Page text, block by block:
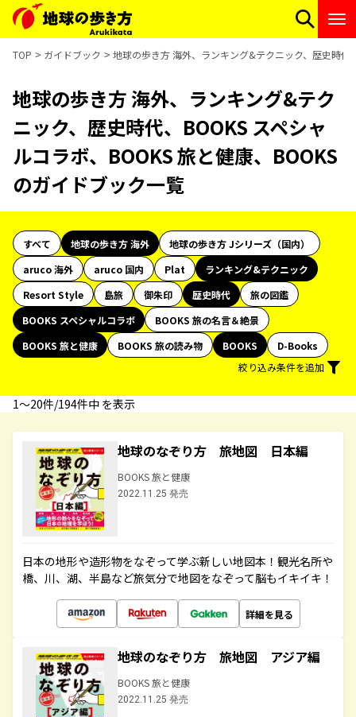
TOP ガイドブック 地球の歩き方 海外、ランキング&テクニック、歴史時代
地球の歩き方 海外、ランキング&テク
ニック、歴史時代、BOOKS スペシャ
ルコラボ、BOOKS 旅と健康、BOOKS
のガイドブック一覧
すべて 地球の歩き方 海外
地球の歩き方 Jシリーズ（国内）
aruco 海外
aruco 国内 Plat
ランキング&テクニック
Resort Style
島旅 御朱印 歴史時代
旅の図鑑
BOOKS スペシャルコラボ
BOOKS 旅の名言＆絶景
BOOKS 旅と健康
BOOKS 旅の読み物 BOOKS
D-Books
絞り込み条件を追加
1〜20件/194件中 を表示
地球のなぞり方 旅地図 日本編
BOOKS 旅と健康
2022.11.25 発売
日本の地形や造形物をなぞって学ぶ新しい地図本！観光名所や
橋、川、湖、半島など旅気分で地図をなぞって脳もイキイキ！
詳細を見る
地球のなぞり方 旅地図 アジア編
BOOKS 旅と健康
2022.11.25 発売